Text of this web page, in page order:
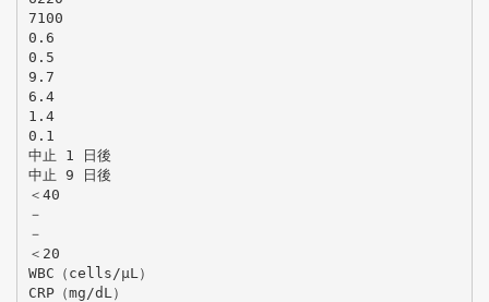
7100
0.6
0.5
9.7
6.4
1.4
0.1
中止 1 日後
中止 9 日後
＜40
－
－
＜20
WBC（cells/μL）
CRP（mg/dL）